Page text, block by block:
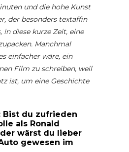
und die hohe Kunst
der besonders textaffin
in diese kurze Zeit, eine
Manchmal
einfacher wäre, ein
Film zu schreiben, weil
ist, um eine Geschichte
Bist du zufrieden
als Ronald
wärst du lieber
gewesen im